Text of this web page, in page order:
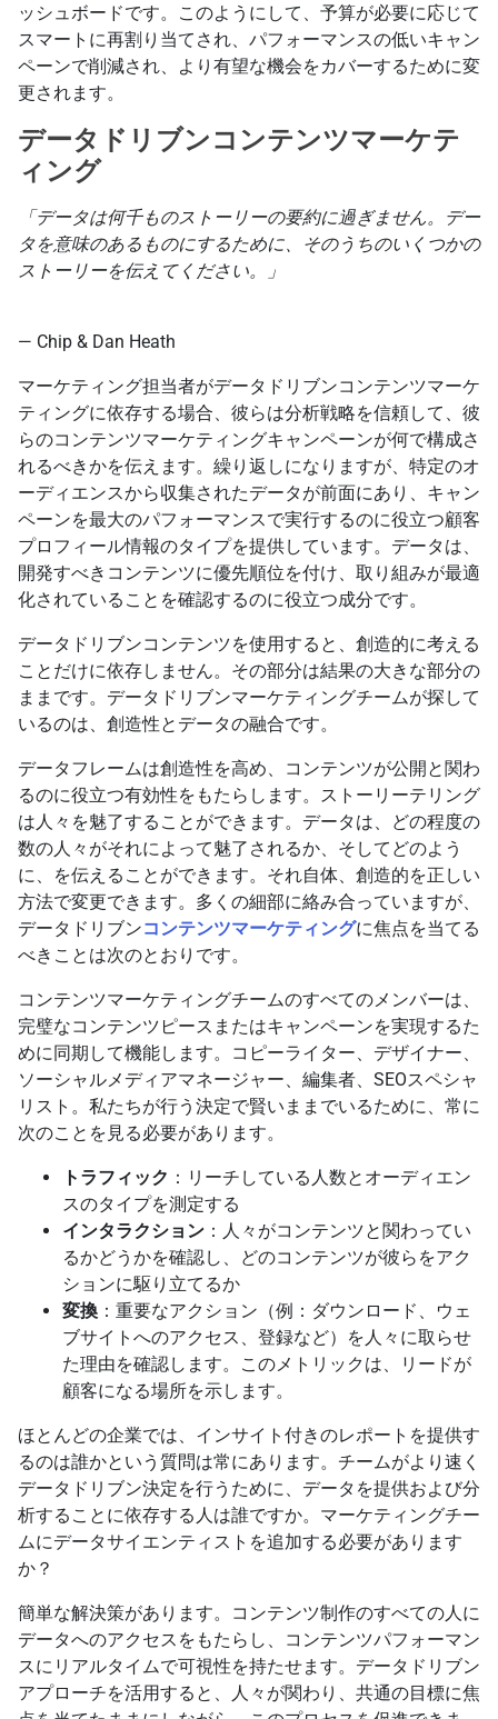
ッシュボードです。このようにして、予算が必要に応じて
スマートに再割り当てされ、パフォーマンスの低いキャン
ペーンで削減され、より有望な機会をカバーするために変
更されます。
データドリブンコンテンツマーケテ
ィング
「データは何千ものストーリーの要約に過ぎません。デー
タを意味のあるものにするために、そのうちのいくつかの
ストーリーを伝えてください。」
— Chip & Dan Heath
マーケティング担当者がデータドリブンコンテンツマーケ
ティングに依存する場合、彼らは分析戦略を信頼して、彼
らのコンテンツマーケティングキャンペーンが何で構成さ
れるべきかを伝えます。繰り返しになりますが、特定のオ
ーディエンスから収集されたデータが前面にあり、キャン
ペーンを最大のパフォーマンスで実行するのに役立つ顧客
プロフィール情報のタイプを提供しています。データは、
開発すべきコンテンツに優先順位を付け、取り組みが最適
化されていることを確認するのに役立つ成分です。
データドリブンコンテンツを使用すると、創造的に考える
ことだけに依存しません。その部分は結果の大きな部分の
ままです。データドリブンマーケティングチームが探して
いるのは、創造性とデータの融合です。
データフレームは創造性を高め、コンテンツが公開と関わ
るのに役立つ有効性をもたらします。ストーリーテリング
は人々を魅了することができます。データは、どの程度の
数の人々がそれによって魅了されるか、そしてどのよう
に、を伝えることができます。それ自体、創造的を正しい
方法で変更できます。多くの細部に絡み合っていますが、
データドリブンコンテンツマーケティングに焦点を当てる
べきことは次のとおりです。
コンテンツマーケティングチームのすべてのメンバーは、
完璧なコンテンツピースまたはキャンペーンを実現するた
めに同期して機能します。コピーライター、デザイナー、
ソーシャルメディアマネージャー、編集者、SEOスペシャ
リスト。私たちが行う決定で賢いままでいるために、常に
次のことを見る必要があります。
トラフィック ：リーチしている人数とオーディエン
スのタイプを測定する
インタラクション ：人々がコンテンツと関わってい
るかどうかを確認し、どのコンテンツが彼らをアク
ションに駆り立てるか
変換 ：重要なアクション（例：ダウンロード、ウェ
ブサイトへのアクセス、登録など）を人々に取らせ
た理由を確認します。このメトリックは、リードが
顧客になる場所を示します。
ほとんどの企業では、インサイト付きのレポートを提供す
るのは誰かという質問は常にあります。チームがより速く
データドリブン決定を行うために、データを提供および分
析することに依存する人は誰ですか。マーケティングチー
ムにデータサイエンティストを追加する必要があります
か？
簡単な解決策があります。コンテンツ制作のすべての人に
データへのアクセスをもたらし、コンテンツパフォーマン
スにリアルタイムで可視性を持たせます。データドリブン
アプローチを活用すると、人々が関わり、共通の目標に焦